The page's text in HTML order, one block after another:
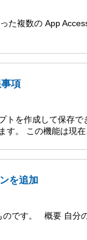
た複数の App
項
トを作成して保存
す。 この機能は現在
を追加
のです。 概要 自分